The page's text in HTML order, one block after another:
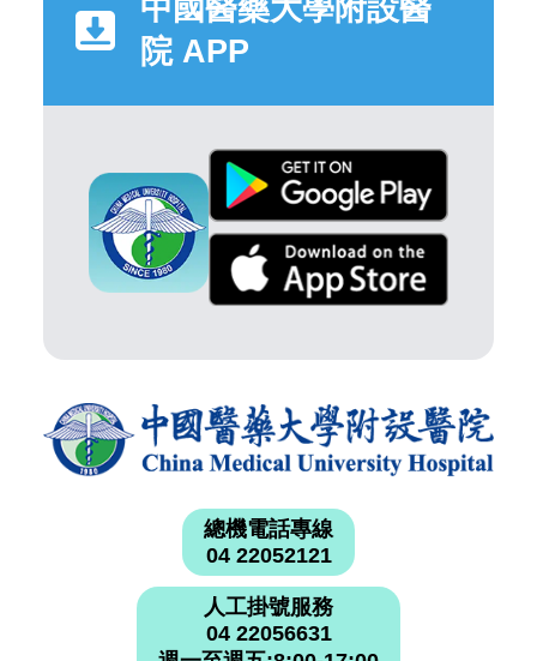
中國醫藥大學附設醫
院 APP
總機電話專線
04 22052121
人工掛號服務
04 22056631